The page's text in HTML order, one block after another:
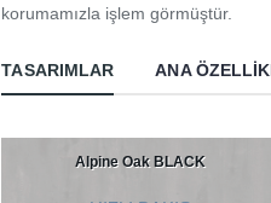
korumamızla işlem görmüştür.
TASARIMLAR ANA
Alpine Oak BLACK